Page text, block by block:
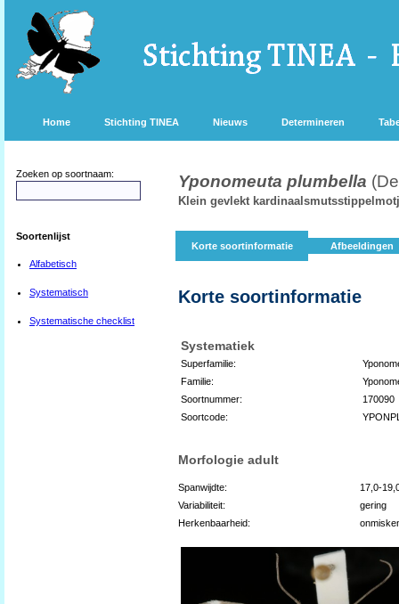
Home Stichting TINEA Nieuws Determineren
Zoeken op soortnaam:
Soortenlijst
Alfabetisch
Systematisch
Systematische checklist
Yponomeuta plumbella
Klein gevlekt
Korte soortinformatie Afbeeldingen
Korte soortinformatie
Systematiek
Superfamilie:
Familie:
Soortnummer:
170090
Soortcode:
Morfologie adult
Spanwijdte:
17,0-
Variabiliteit:
gering
Herkenbaarheid: